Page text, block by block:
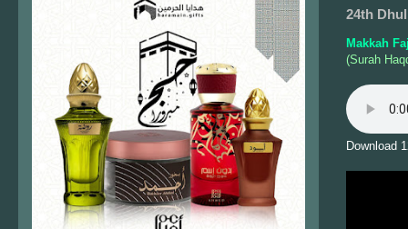
24th
Makkah
(Surah
Download